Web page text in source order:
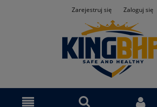
Zarejestruj się Zaloguj się